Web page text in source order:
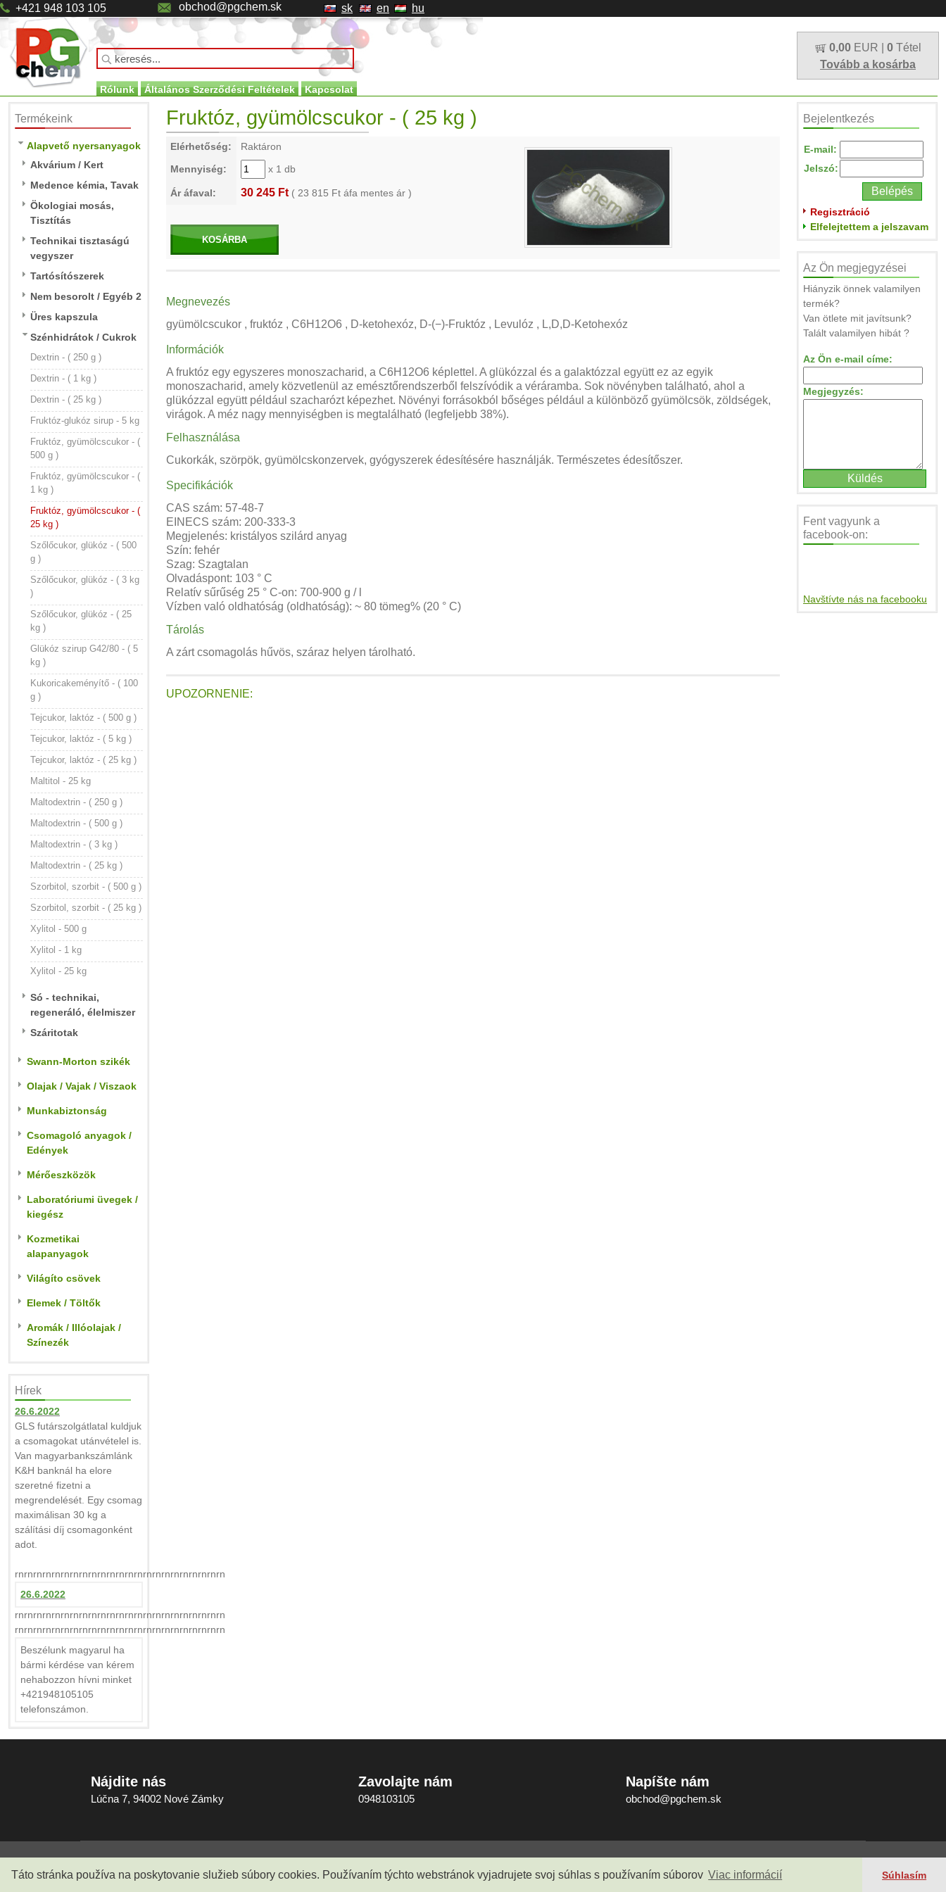
Táto stránka používa na poskytovanie služieb súbory cookies. Používaním týchto webstránok vyjadrujete svoj súhlas s používaním súborov Viac informácií Súhlasím
+421 948 103 105 obchod@pgchem.sk sk en hu
0,00 EUR | 0 Tétel
Tovább a kosárba
Rólunk Általános Szerződési Feltételek Kapcsolat
Termékeink
Alapvető nyersanyagok
Akvárium / Kert
Medence kémia, Tavak
Ökologiai mosás,
Tisztítás
Technikai tisztaságú
vegyszer
Tartósítószerek
Nem besorolt / Egyéb 2
Üres kapszula
Szénhidrátok / Cukrok
Dextrin - ( 250 g )
Dextrin - ( 1 kg )
Dextrin - ( 25 kg )
Fruktóz-glukóz sirup - 5 kg
Fruktóz, gyümölcscukor - (
500 g )
Fruktóz, gyümölcscukor - (
1 kg )
Fruktóz, gyümölcscukor - (
25 kg )
Szőlőcukor, glükóz - ( 500
g )
Szőlőcukor, glükóz - ( 3 kg
)
Szőlőcukor, glükóz - ( 25
kg )
Glükóz szirup G42/80 - ( 5
kg )
Kukoricakeményítő - ( 100
g )
Tejcukor, laktóz - ( 500 g )
Tejcukor, laktóz - ( 5 kg )
Tejcukor, laktóz - ( 25 kg )
Maltitol - 25 kg
Maltodextrin - ( 250 g )
Maltodextrin - ( 500 g )
Maltodextrin - ( 3 kg )
Maltodextrin - ( 25 kg )
Szorbitol, szorbit - ( 500 g )
Szorbitol, szorbit - ( 25 kg )
Xylitol - 500 g
Xylitol - 1 kg
Xylitol - 25 kg
Só - technikai,
regeneráló, élelmiszer
Száritotak
Swann-Morton szikék
Olajak / Vajak / Viszaok
Munkabiztonság
Csomagoló anyagok /
Edények
Mérőeszközök
Laboratóriumi üvegek /
kiegész
Kozmetikai
alapanyagok
Világíto csövek
Elemek / Töltők
Aromák / Illóolajak /
Színezék
Hírek
26.6.2022
GLS futárszolgátlatal kuldjuk
a csomagokat utánvételel is.
Van magyarbankszámlánk
K&H banknál ha elore
szeretné fizetni a
megrendelését. Egy csomag
maximálisan 30 kg a
szálítási díj csomagonként
adot.
rnrnrnrnrnrnrnrnrnrnrnrnrnrnrnrnrnrnrnrnrnrnrn
26.6.2022
rnrnrnrnrnrnrnrnrnrnrnrnrnrnrnrnrnrnrnrnrnrnrn
rnrnrnrnrnrnrnrnrnrnrnrnrnrnrnrnrnrnrnrnrnrnrn
Beszélunk magyarul ha
bármi kérdése van kérem
nehabozzon hívni minket
+421948105105
telefonszámon.
Fruktóz, gyümölcscukor - ( 25 kg )
Elérhetőség:
Raktáron
Mennyiség:
x 1 db
Ár áfaval: 30 245 Ft ( 23 815 Ft áfa mentes ár )
KOSÁRBA
Megnevezés
gyümölcscukor , fruktóz , C6H12O6 , D-ketohexóz, D-(−)-Fruktóz , Levulóz , L,D,D-Ketohexóz
Információk
A fruktóz egy egyszeres monoszacharid, a C6H12O6 képlettel. A glükózzal és a galaktózzal együtt ez az egyik
monoszacharid, amely közvetlenül az emésztőrendszerből felszívódik a véráramba. Sok növényben található, ahol a
glükózzal együtt például szacharózt képezhet. Növényi forrásokból bőséges például a különböző gyümölcsök, zöldségek,
virágok. A méz nagy mennyiségben is megtalálható (legfeljebb 38%).
Felhasználása
Cukorkák, szörpök, gyümölcskonzervek, gyógyszerek édesítésére használják. Természetes édesítőszer.
Specifikációk
CAS szám: 57-48-7
EINECS szám: 200-333-3
Megjelenés: kristályos szilárd anyag
Szín: fehér
Szag: Szagtalan
Olvadáspont: 103 ° C
Relatív sűrűség 25 ° C-on: 700-900 g / l
Vízben való oldhatóság (oldhatóság): ~ 80 tömeg% (20 ° C)
Tárolás
A zárt csomagolás hűvös, száraz helyen tárolható.
UPOZORNENIE:
Bejelentkezés
E-mail:
Jelszó:
Regisztráció
Elfelejtettem a jelszavam
Az Ön megjegyzései
Hiányzik önnek valamilyen
termék?
Van ötlete mit javítsunk?
Talált valamilyen hibát ?
Az Ön e-mail címe:
Megjegyzés:
Fent vagyunk a
facebook-on:
Navštívte nás na facebooku
Nájdite nás
Lúčna 7, 94002 Nové Zámky
Zavolajte nám
0948103105
Napíšte nám
obchod@pgchem.sk
Obchodné podmienky Kontakt